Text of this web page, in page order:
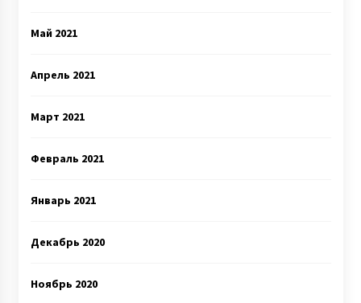
Май 2021
Апрель 2021
Март 2021
Февраль 2021
Январь 2021
Декабрь 2020
Ноябрь 2020